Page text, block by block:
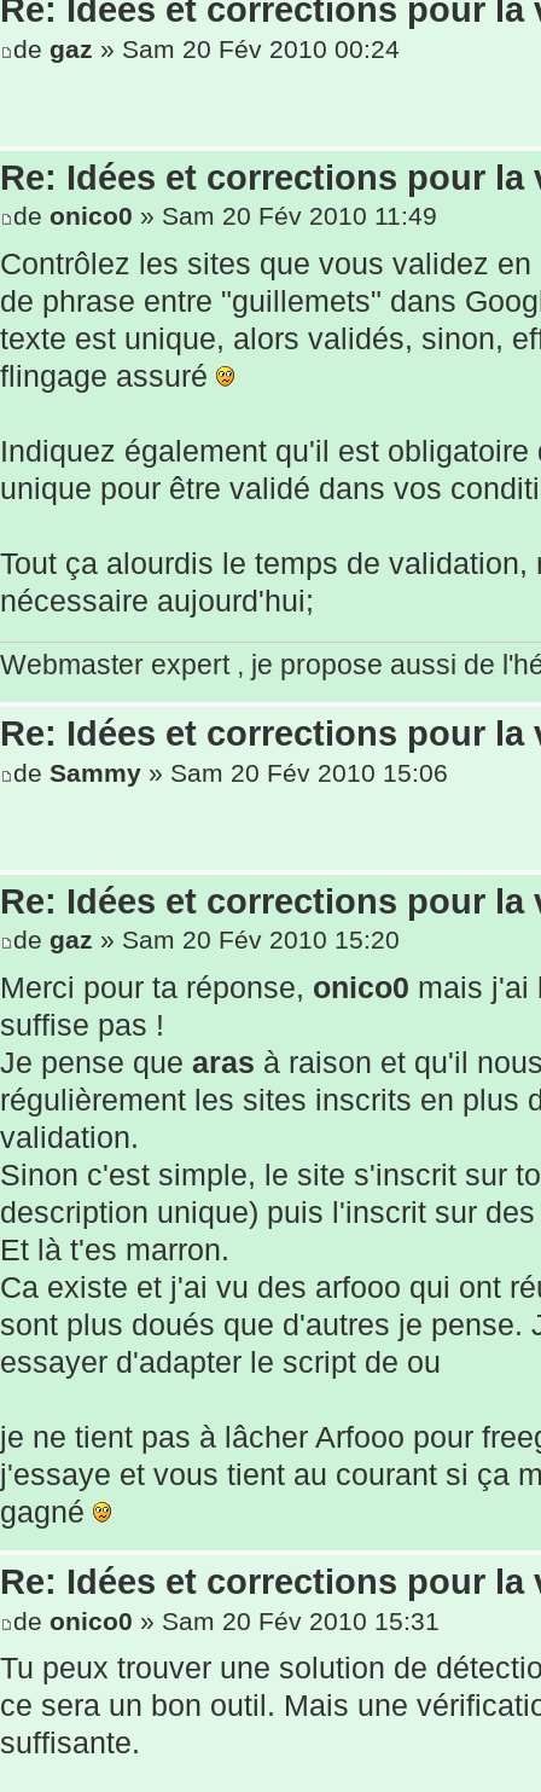
Re: Idées et corrections pour la
de gaz » Sam 20 Fév 2010 00:24
Re: Idées et corrections pour la
de onico0 » Sam 20 Fév 2010 11:49
Contrôlez les sites que vous validez
de phrase entre "guillemets" dans
texte est unique, alors validés, sinon,
flingage assuré
Indiquez également qu'il est
unique pour être validé dans vos
Tout ça alourdis le temps de
nécessaire aujourd'hui;
Webmaster expert , je propose aussi de
Re: Idées et corrections pour la
de Sammy » Sam 20 Fév 2010 15:06
Re: Idées et corrections pour la
de gaz » Sam 20 Fév 2010 15:20
Merci pour ta réponse, onico0 mais j'ai
suffise pas !
Je pense que aras à raison et qu'il
régulièrement les sites inscrits en plus
validation.
Sinon c'est simple, le site s'inscrit sur
description unique) puis l'inscrit sur
Et là t'es marron.
Ca existe et j'ai vu des arfooo qui ont
sont plus doués que d'autres je pense.
essayer d'adapter le script de ou
je ne tient pas à lâcher Arfooo pour
j'essaye et vous tient au courant si ça
gagné
Re: Idées et corrections pour la
de onico0 » Sam 20 Fév 2010 15:31
Tu peux trouver une solution de
ce sera un bon outil. Mais une
suffisante.